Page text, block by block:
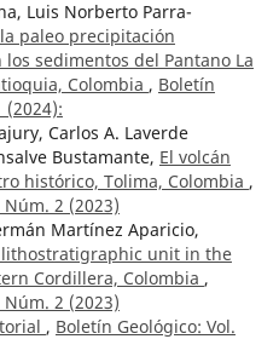
Luis Norberto Parra-
paleo precipitación
sedimentos del Pantano La
Colombia , Boletín
(2024):
Carlos A. Laverde
Bustamante, El volcán
histórico, Tolima, Colombia ,
2 (2023)
Martínez Aparicio,
unit in the
Cordillera, Colombia ,
2 (2023)
, Boletín Geológico: Vol.